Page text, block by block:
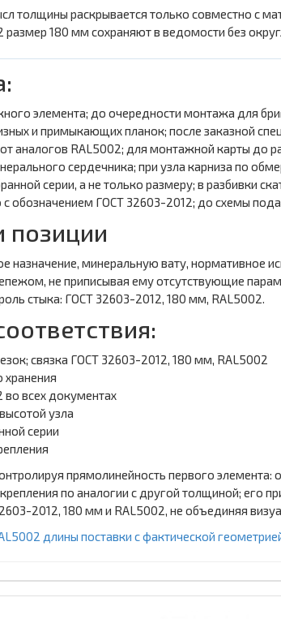
толщины раскрывается только совместно с
180 мм сохраняют в ведомости без
элемента; до очередности монтажа для
и примыкающих планок; после заказной
аналогов RAL5002; для монтажной карты до
сердечника; при узла карниза по
серии, а не только размеру; в разбивки
с обозначением ГОСТ 32603-2012; до схемы
позиции
минеральную вату, нормативное
не приписывая ему отсутствующие
стыка: ГОСТ 32603-2012, 180 мм, RAL5002.
связка ГОСТ 32603-2012, 180 мм, RAL5002
хранения
всех документах
узла
серии
прямолинейность первого
по аналогии с другой толщиной; его
2012, 180 мм и RAL5002, не объединяя
длины поставки с фактической